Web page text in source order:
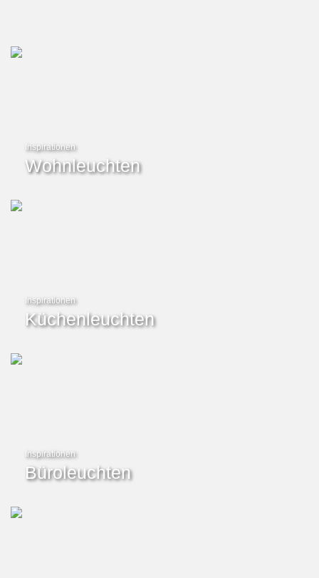
Inspirationen
Wohnleuchten
Inspirationen
Küchenleuchten
Inspirationen
Büroleuchten